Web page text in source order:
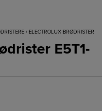
/ ELECTROLUX BRØDRISTER
E5T1-